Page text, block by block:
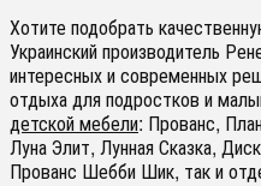
Хотите подобрать
Украинский производитель
интересных и современных
отдыха для подростков и
детской мебели: Прованс,
Луна Элит, Лунная Сказка,
Прованс Шебби Шик, так и